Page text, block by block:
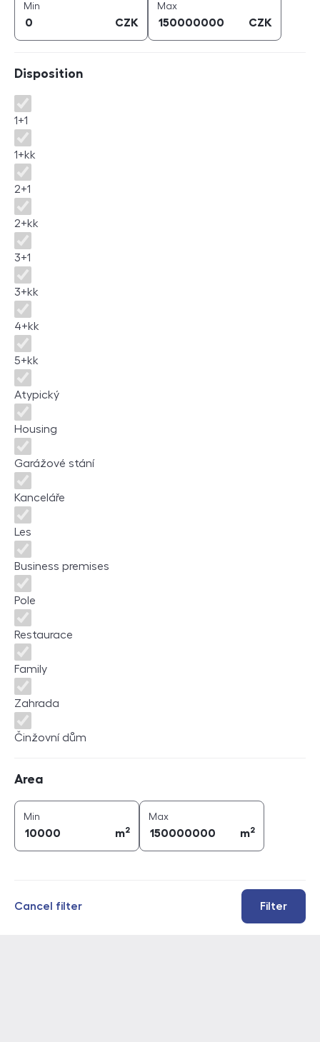
Min
CZK
Maxprice (
CZK
Disposition
Disposition
1+1
1+kk
2+1
2+kk
3+1
3+kk
4+kk
5+kk
Atypický
Housing
Garážové stání
Kanceláře
Les
Business premises
Pole
Restaurace
Family
Zahrada
Činžovní dům
Area
Min
m2
Maxarea (
m2
Filter
Cancel filter